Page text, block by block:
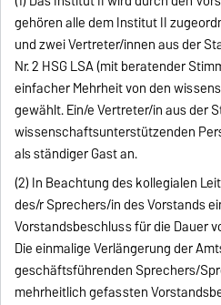
gehören alle dem Institut II
und zwei Vertreter/innen aus der
Nr. 2 HSG LSA (mit beratender
einfacher Mehrheit von den
gewählt. Ein/e Vertreter/in aus der
wissenschaftsunterstützenden
als ständiger Gast an.
(2) In Beachtung des kollegialen
des/r Sprechers/in des Vorstands
Vorstandsbeschluss für die Dauer
Die einmalige Verlängerung der
geschäftsführenden Sprechers/
mehrheitlich gefassten